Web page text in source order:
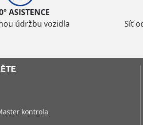
ASISTENCE
údržbu vozidla
Síť
kontrola